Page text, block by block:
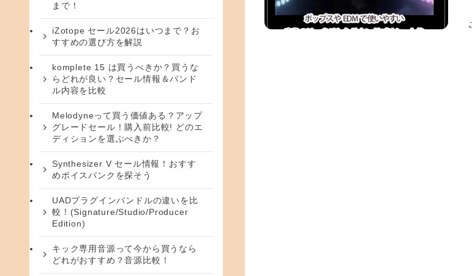
まで！
iZotope セール2026はいつまで？お
すすめの選び方を解説
komplete 15 は買うべきか？買うな
らどれが良い？セール情報＆バンド
ル内容を比較
Melodyneって買う価値ある？アップ
グレードセール！購入前比較! どのエ
ディションを選ぶべきか？
Synthesizer V セール情報！おすす
めボイスバンクを探そう
UADプラグインバンドルの違いを比
較！(Signature/Studio/Producer
Edition)
キック専用音源って今から買うなら
どれがおすすめ？音源比較！